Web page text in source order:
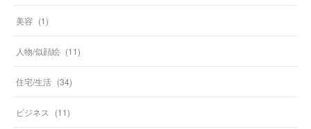
美容 (1)
人物/似顔絵 (11)
住宅/生活 (34)
ビジネス (11)